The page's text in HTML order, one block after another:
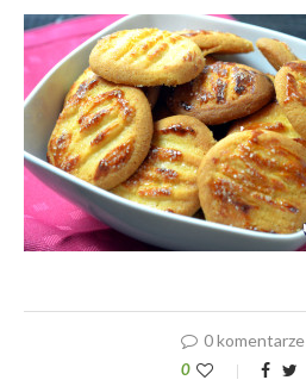
0 komentarze
0